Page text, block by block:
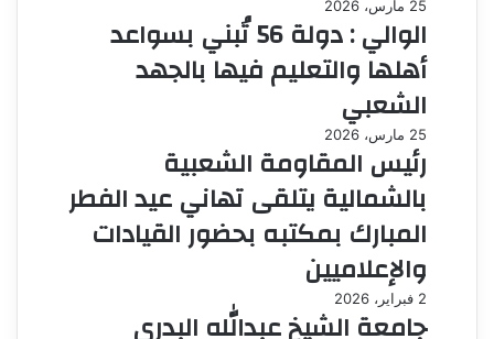
25 مارس، 2026
الوالي : دولة 56 تُبني بسواعد
أهلها والتعليم فيها بالجهد
الشعبي
25 مارس، 2026
رئيس المقاومة الشعبية
بالشمالية يتلقى تهاني عيد الفطر
المبارك بمكتبه بحضور القيادات
والإعلاميين
2 فبراير، 2026
جامعة الشيخ عبدالله البدري